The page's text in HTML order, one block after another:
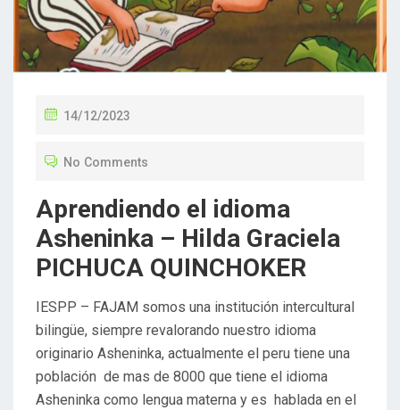
14/12/2023
No Comments
Aprendiendo el idioma
Asheninka – Hilda Graciela
PICHUCA QUINCHOKER
IESPP – FAJAM somos una institución intercultural
bilingüe, siempre revalorando nuestro idioma
originario Asheninka, actualmente el peru tiene una
población de mas de 8000 que tiene el idioma
Asheninka como lengua materna y es hablada en el